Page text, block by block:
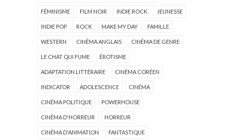
FÉMINISME FILM NOIR INDIE ROCK JEUNESSE
INDIE POP ROCK MAKE MY DAY FAMILLE
WESTERN CINÉMA ANGLAIS CINÉMA DE GENRE
LE CHAT QUI FUME ÉROTISME
ADAPTATION LITTÉRAIRE CINÉMA CORÉEN
INDICATOR ADOLESCENCE CINÉMA
CINÉMA POLITIQUE POWERHOUSE
CINÉMA D'HORREUR HORREUR
CINÉMA D'ANIMATION FANTASTIQUE